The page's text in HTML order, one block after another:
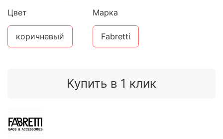
Купить в 1 клик
Цвет
коричневый
Марка
Fabretti